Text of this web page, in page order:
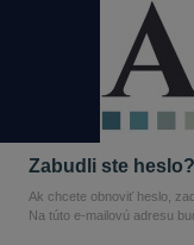
Zabudli ste heslo?
Ak chcete obnoviť heslo,
Na túto e-mailovú adresu